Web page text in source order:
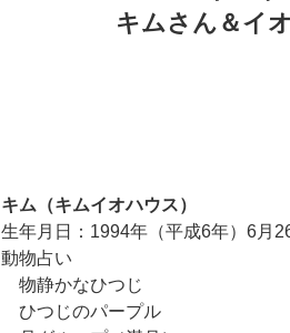
キムさん＆イ
キム（キムイオハウス）
生年月日：1994年（平成6年）6月
動物占い
物静かなひつじ
ひつじのパープル